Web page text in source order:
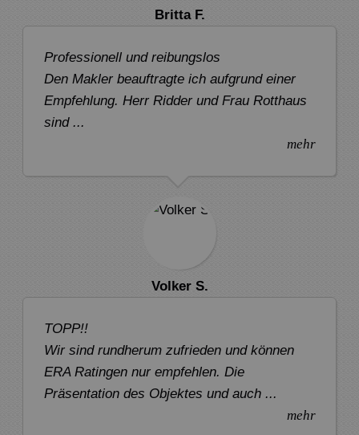
Britta F.
Professionell und reibungslos
Den Makler beauftragte ich aufgrund einer
Empfehlung. Herr Ridder und Frau Rotthaus
sind ...
mehr
Volker S.
TOPP!!
Wir sind rundherum zufrieden und können
ERA Ratingen nur empfehlen. Die
Präsentation des Objektes und auch ...
mehr